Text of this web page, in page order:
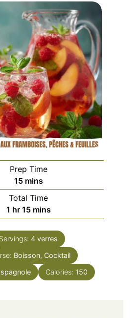
Prep Time
15minutes
mins
Total Time
1 hour
hr 15minutes
mins
Servings: 4 verres
Boisson, Cocktail
Calories: 150